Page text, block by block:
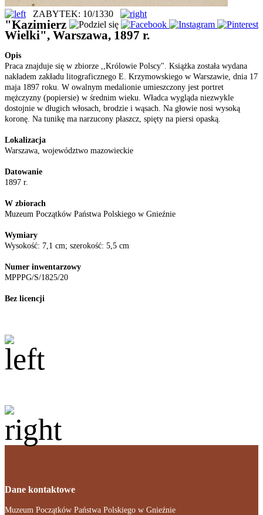
ZABYTEK: 10/1330
"Kazimierz
Wielki", Warszawa, 1897 r.
Opis
Praca znajduje się w zbiorze ,,Królowie Polscy". Książka została wydana
nakładem zakładu litograficznego E. Krzymowskiego w Warszawie, dnia 17
maja 1897 roku. W owalnym medalionie umieszczony jest portret
mężczyzny (popiersie) w średnim wieku. Władca wygląda niezwykle
dostojnie w długich włosach, brodzie i wąsach. Na głowie nosi wysoką
koronę. Na tunikę ma narzucony płaszcz, spięty na piersi opaską.
Lokalizacja
Warszawa, województwo mazowieckie
Datowanie
1897 r.
W zbiorach
Muzeum Początków Państwa Polskiego w Gnieźnie
Wymiary
Wysokość: 7,1 cm; szerokość: 5,5 cm
Numer inwentarzowy
MPPPG/S/1825/20
Bez licencji
Dane kontaktowe
Muzeum Początków Państwa Polskiego w Gnieźnie